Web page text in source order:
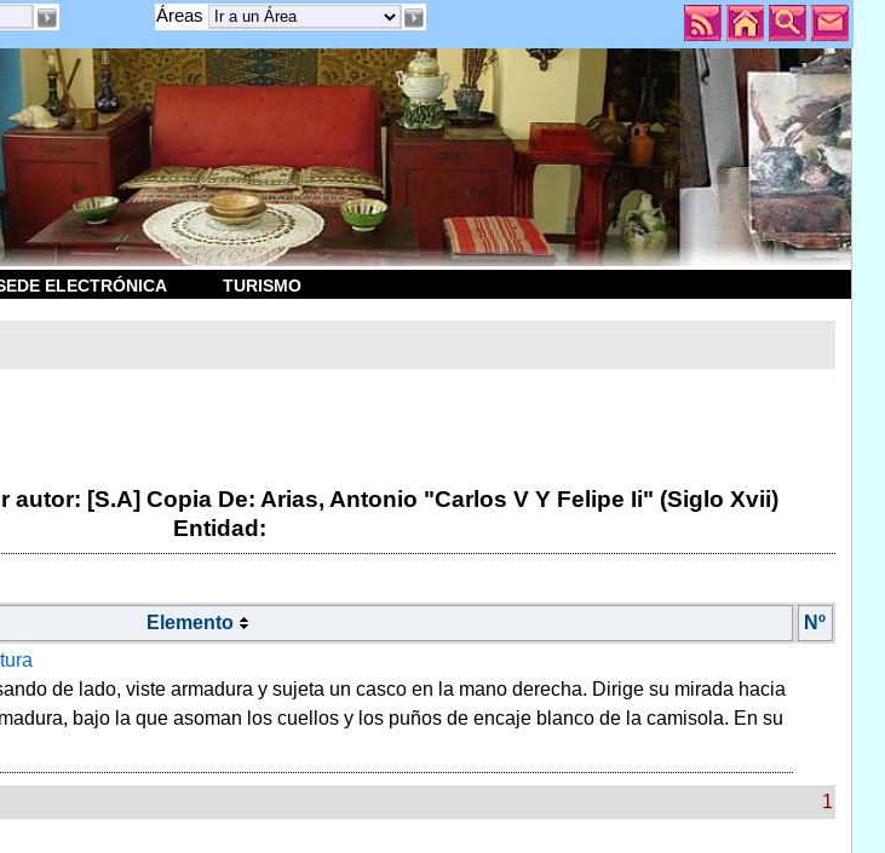
Áreas
ELECTRÓNICA TURISMO
[S.A] Copia De: Arias, Antonio "Carlos V Y Felipe Ii" (Siglo Xvii)
Entidad:
Elemento
Nº
de lado, viste armadura y sujeta un casco en la mano derecha. Dirige su mirada hacia
bajo la que asoman los cuellos y los puños de encaje blanco de la camisola. En su
1